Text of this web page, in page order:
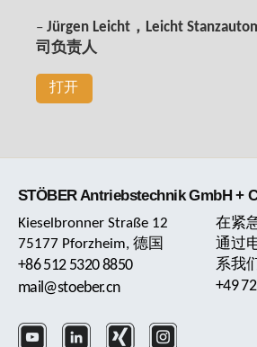
– Jürgen Leicht，Leicht
司负责人
打开
STÖBER Antriebstechnik GmbH +
Kieselbronner Straße 12
75177 Pforzheim, 德国
+86 512 5320 8850
mail@stoeber.cn
在紧
通过
系我
+49